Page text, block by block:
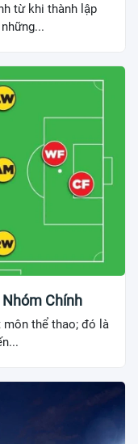
từ khi thành lập
Nhóm Chính
môn thể thao; đó là